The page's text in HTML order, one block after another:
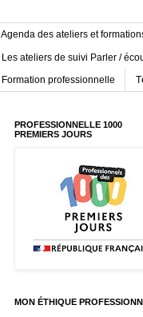
Agenda des ateliers et
Les ateliers de suivi Parler /
Formation professionnelle
PROFESSIONNELLE 1000
PREMIERS JOURS
MON ÉTHIQUE